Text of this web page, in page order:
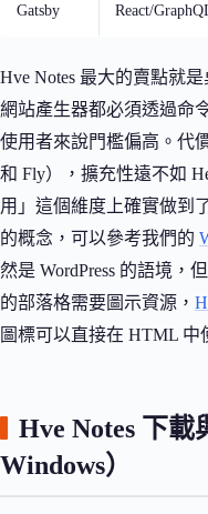
Gatsby React/
Hve Notes 最大的賣點就
網站產生器都必須透過命
使用者來說門檻偏高。代
和 Fly），擴充性遠不如
用」這個維度上確實做到
的概念，可以參考我們的
然是 WordPress 的語境，
的部落格需要圖示資源，
圖標可以直接在 HTML 中
Hve Notes 下
Windows）